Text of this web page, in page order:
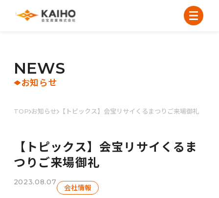
NEWS
お知らせ
TOP お知らせ 【トピックス】会宝リサイくるまつりご来場御礼
【トピックス】会宝リサイくるま
つりご来場御礼
2023.08.07
会社情報